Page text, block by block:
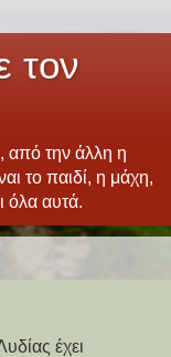
τον
από την άλλη η
το παιδί, η μάχη,
όλα αυτά.
έχει